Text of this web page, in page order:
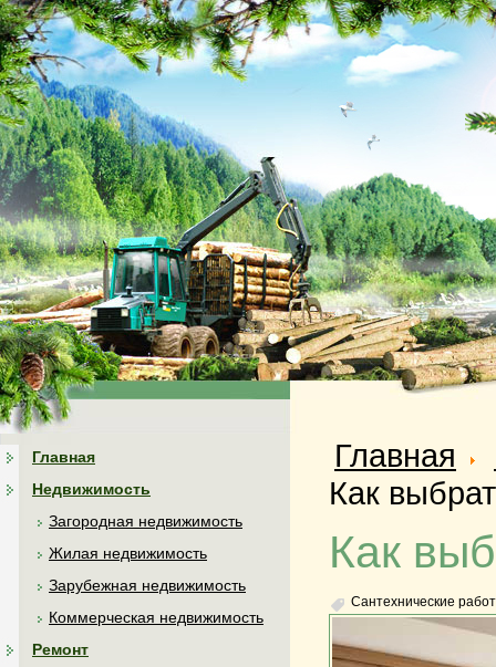
Главная
Недвижимость
Загородная недвижимость
Жилая недвижимость
Зарубежная недвижимость
Коммерческая недвижимость
Ремонт
Главная
Как
Как
Сантехнические